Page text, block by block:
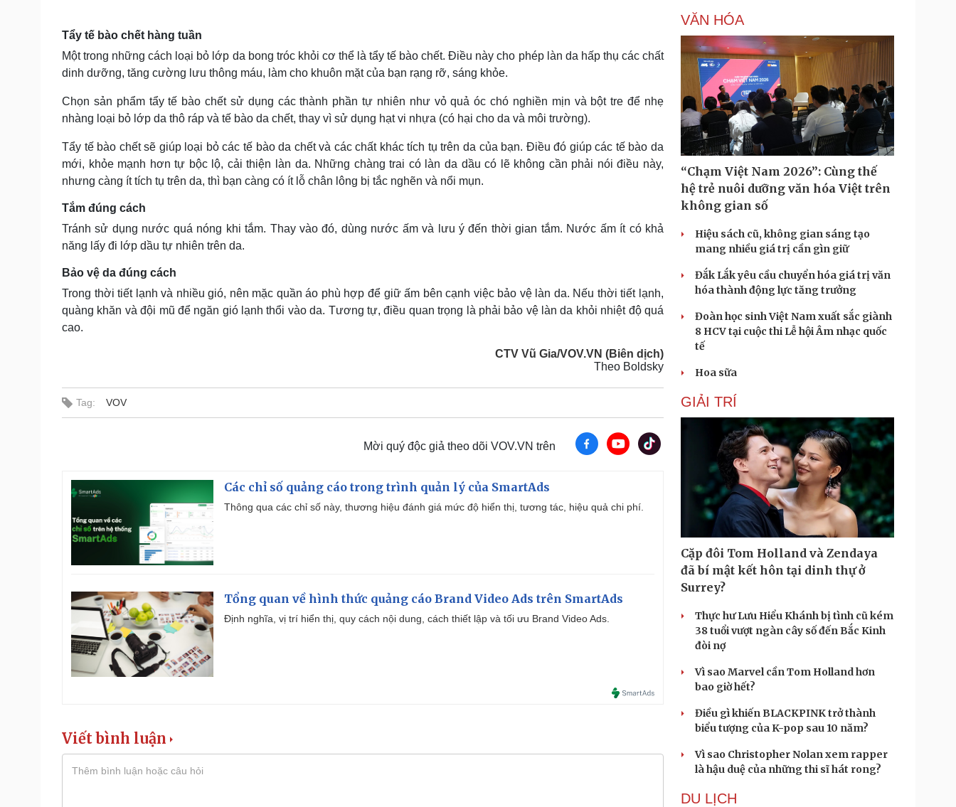
Tẩy tế bào chết hàng tuần
Một trong những cách loại bỏ lớp da bong tróc khỏi cơ thể là tẩy tế bào chết. Điều này cho phép làn da hấp thụ các chất
dinh dưỡng, tăng cường lưu thông máu, làm cho khuôn mặt của bạn rạng rỡ, sáng khỏe.
Chọn sản phẩm tẩy tế bào chết sử dụng các thành phần tự nhiên như vỏ quả óc chó nghiền mịn và bột tre để nhẹ
nhàng loại bỏ lớp da thô ráp và tế bào da chết, thay vì sử dụng hạt vi nhựa (có hại cho da và môi trường).
Tẩy tế bào chết sẽ giúp loại bỏ các tế bào da chết và các chất khác tích tụ trên da của bạn. Điều đó giúp các tế bào da
mới, khỏe mạnh hơn tự bộc lộ, cải thiện làn da. Những chàng trai có làn da dầu có lẽ không cần phải nói điều này,
nhưng càng ít tích tụ trên da, thì bạn càng có ít lỗ chân lông bị tắc nghẽn và nổi mụn.
Tắm đúng cách
Tránh sử dụng nước quá nóng khi tắm. Thay vào đó, dùng nước ấm và lưu ý đến thời gian tắm. Nước ấm ít có khả
năng lấy đi lớp dầu tự nhiên trên da.
Bảo vệ da đúng cách
Trong thời tiết lạnh và nhiều gió, nên mặc quần áo phù hợp để giữ ấm bên cạnh việc bảo vệ làn da. Nếu thời tiết lạnh,
quàng khăn và đội mũ để ngăn gió lạnh thổi vào da. Tương tự, điều quan trọng là phải bảo vệ làn da khỏi nhiệt độ quá
cao.
CTV Vũ Gia/VOV.VN (Biên dịch)
Theo Boldsky
Tag: VOV
Mời quý độc giả theo dõi VOV.VN trên
Các chỉ số quảng cáo trong trình quản lý của SmartAds
Thông qua các chỉ số này, thương hiệu đánh giá mức độ hiển thị, tương tác, hiệu quả chi phí.
Tổng quan về hình thức quảng cáo Brand Video Ads trên SmartAds
Định nghĩa, vị trí hiển thị, quy cách nội dung, cách thiết lập và tối ưu Brand Video Ads.
Viết bình luận
VĂN HÓA
“Chạm Việt Nam 2026”: Cùng thế
hệ trẻ nuôi dưỡng văn hóa Việt trên
không gian số
Hiệu sách cũ, không gian sáng tạo
mang nhiều giá trị cần gìn giữ
Đắk Lắk yêu cầu chuyển hóa giá trị văn
hóa thành động lực tăng trưởng
Đoàn học sinh Việt Nam xuất sắc giành
8 HCV tại cuộc thi Lễ hội Âm nhạc quốc
tế
Hoa sữa
GIẢI TRÍ
Cặp đôi Tom Holland và Zendaya
đã bí mật kết hôn tại dinh thự ở
Surrey?
Thực hư Lưu Hiểu Khánh bị tình cũ kém
38 tuổi vượt ngàn cây số đến Bắc Kinh
đòi nợ
Vì sao Marvel cần Tom Holland hơn
bao giờ hết?
Điều gì khiến BLACKPINK trở thành
biểu tượng của K-pop sau 10 năm?
Vì sao Christopher Nolan xem rapper
là hậu duệ của những thi sĩ hát rong?
DU LỊCH